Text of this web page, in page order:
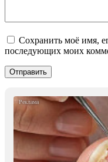
Сохранить моё имя,
последующих моих